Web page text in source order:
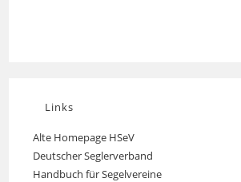
Links
Alte Homepage HSeVOpens
in
a
Deutscher Seglerverband
in
Handbuch für SegelvereineOpens